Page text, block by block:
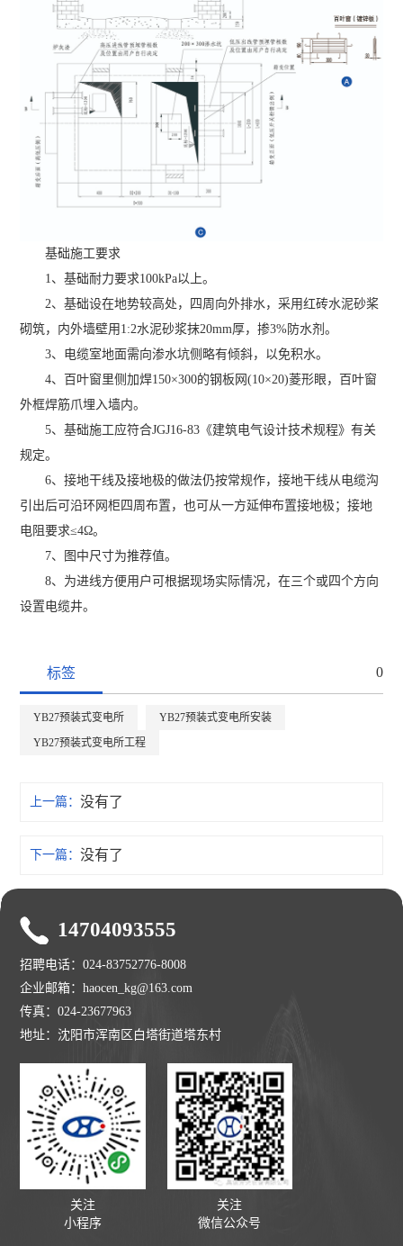
基础施工要求
1、基础耐力要求100kPa以上。
2、基础设在地势较高处，四周向外排水，采用红砖水泥砂桨
砌筑，内外墙壁用1:2水泥砂浆抹20mm厚，掺3%防水剂。
3、电缆室地面需向渗水坑侧略有倾斜，以免积水。
4、百叶窗里侧加焊150×300的钢板网(10×20)菱形眼，百叶窗
外框焊筋爪埋入墙内。
5、基础施工应符合JGJ16-83《建筑电气设计技术规程》有关
规定。
6、接地干线及接地极的做法仍按常规作，接地干线从电缆沟
引出后可沿环网柜四周布置，也可从一方延伸布置接地极；接地
电阻要求≤4Ω。
7、图中尺寸为推荐值。
8、为进线方便用户可根据现场实际情况，在三个或四个方向
设置电缆井。
标签 0
YB27预装式变电所
YB27预装式变电所安装
YB27预装式变电所工程
上一篇：没有了
下一篇：没有了
14704093555
招聘电话：024-83752776-8008
企业邮箱：haocen_kg@163.com
传真：024-23677963
地址：沈阳市浑南区白塔街道塔东村
关注
小程序
关注
微信公众号